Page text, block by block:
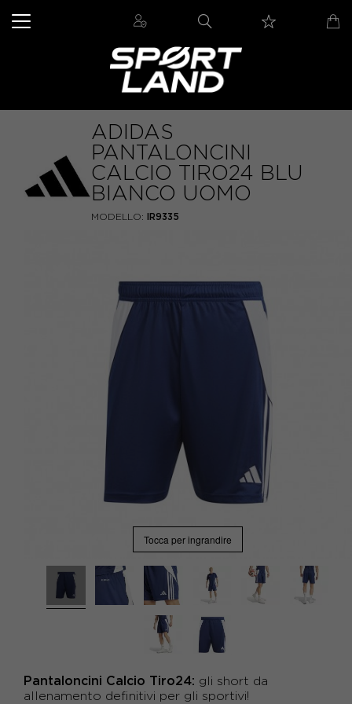
ADIDAS
PANTALONCINI
CALCIO TIRO24 BLU
BIANCO UOMO
MODELLO: IR9335
Tocca per ingrandire
Pantaloncini Calcio Tiro24: gli short da
allenamento definitivi per gli sportivi!